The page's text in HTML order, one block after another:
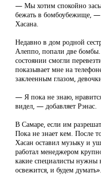
— Мы хотим спокойно
бежать в бомбоубежище, —
Хасана.
Недавно в дом родной
Алеппо, попали две
состоянии смогли
показывает мне на
заклеенным глазом,
— Я пока не знаю,
видел, — добавляет Рэнас.
В Самаре, если им разрешат
Пока не знает кем. После
Хасан оставил музыку и
работал менеджером
какие специалисты нужны
освежится, и будем думать».